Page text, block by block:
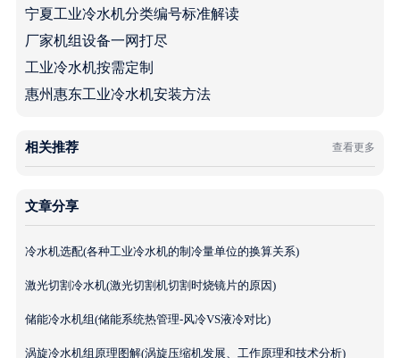
宁夏工业冷水机分类编号标准解读
厂家机组设备一网打尽
工业冷水机按需定制
惠州惠东工业冷水机安装方法
相关推荐 查看更多
文章分享
冷水机选配(各种工业冷水机的制冷量单位的换算关系)
激光切割冷水机(激光切割机切割时烧镜片的原因)
储能冷水机组(储能系统热管理-风冷VS液冷对比)
涡旋冷水机组原理图解(涡旋压缩机发展、工作原理和技术分析)